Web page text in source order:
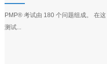
PMP® 考试由 180 个问题组成。 在
测试...